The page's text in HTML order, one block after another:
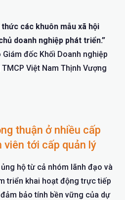
các khuôn mẫu xã hội
doanh nghiệp phát triển.”
đốc Khối Doanh nghiệp
Việt Nam Thịnh Vượng
thuận ở nhiều cấp
viên tới cấp quản lý
hộ từ cả nhóm lãnh đạo và
triển khai hoạt động trực tiếp
bảo tính bền vững của dự